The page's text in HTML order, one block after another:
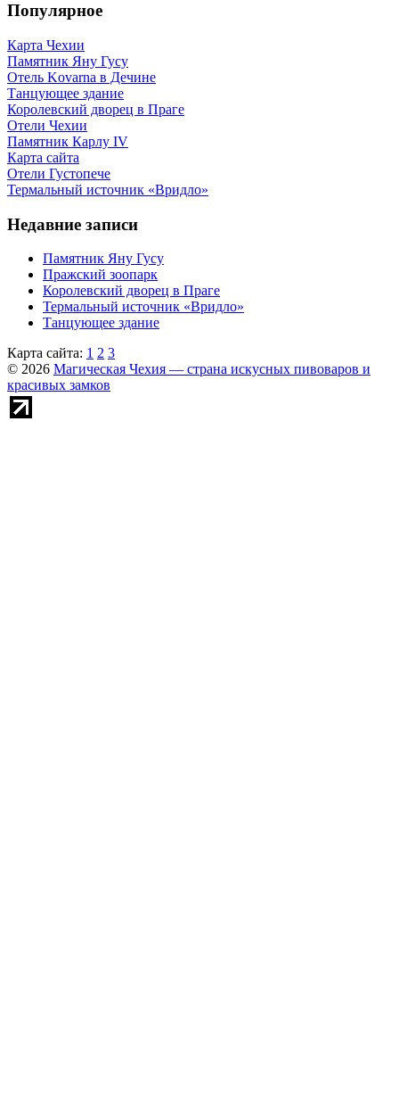
Популярное
Карта Чехии
Памятник Яну Гусу
Отель Kovarna в Дечине
Танцующее здание
Королевский дворец в Праге
Отели Чехии
Памятник Карлу IV
Карта сайта
Отели Густопече
Термальный источник «Вридло»
Недавние записи
Памятник Яну Гусу
Пражский зоопарк
Королевский дворец в Праге
Термальный источник «Вридло»
Танцующее здание
Карта сайта: 1 2 3
© 2026 Магическая Чехия — страна искусных пивоваров и
красивых замков